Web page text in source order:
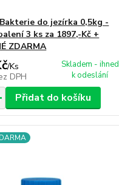
do jezírka 0,5kg -
3 ks za 1897,-Kč +
ZDARMA
/Ks
DPH
Skladem - ihned
k odeslání
Přidat do košíku